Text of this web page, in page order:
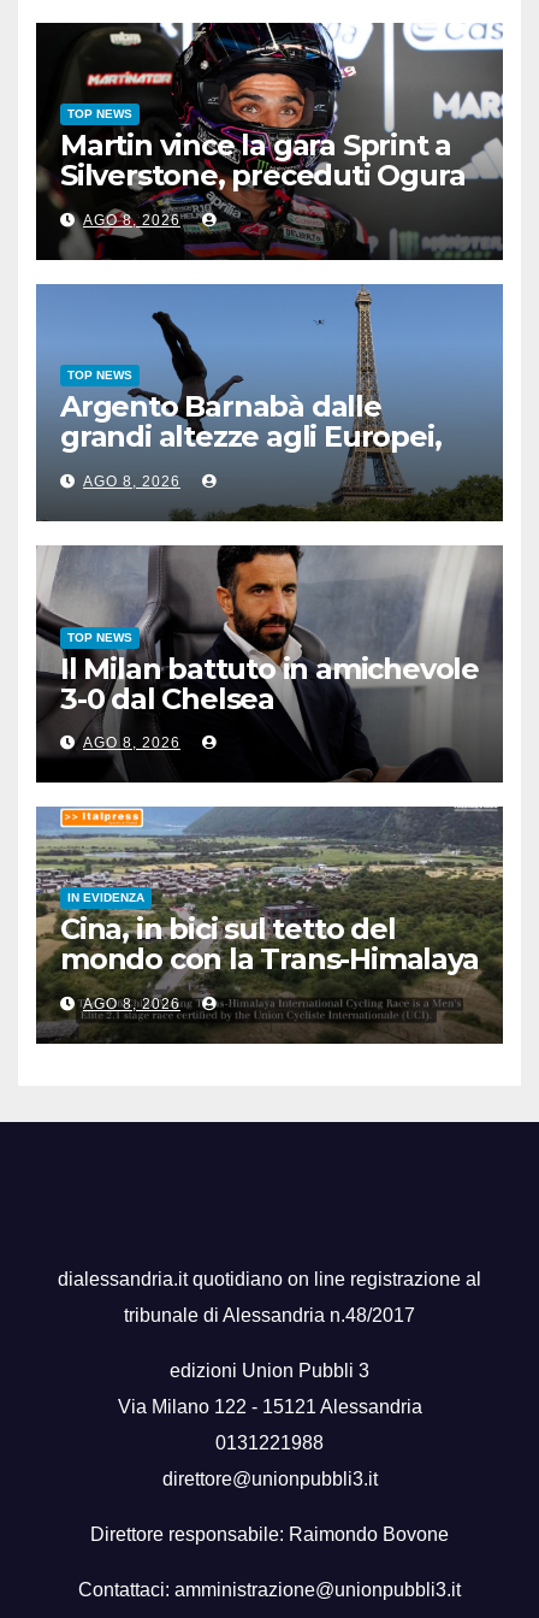
TOP NEWS
Martin vince la gara Sprint a
Silverstone, preceduti Ogura
e Bezzecchi
AGO 8, 2026
TOP NEWS
Argento Barnabà dalle
grandi altezze agli Europei,
bis azzurro dopo Cosetti
AGO 8, 2026
TOP NEWS
Il Milan battuto in amichevole
3-0 dal Chelsea
AGO 8, 2026
IN EVIDENZA
Cina, in bici sul tetto del
mondo con la Trans-Himalaya
Race
AGO 8, 2026
dialessandria.it quotidiano on line registrazione al
tribunale di Alessandria n.48/2017
edizioni Union Pubbli 3
Via Milano 122 - 15121 Alessandria
0131221988
direttore@unionpubbli3.it
Direttore responsabile: Raimondo Bovone
Contattaci: amministrazione@unionpubbli3.it